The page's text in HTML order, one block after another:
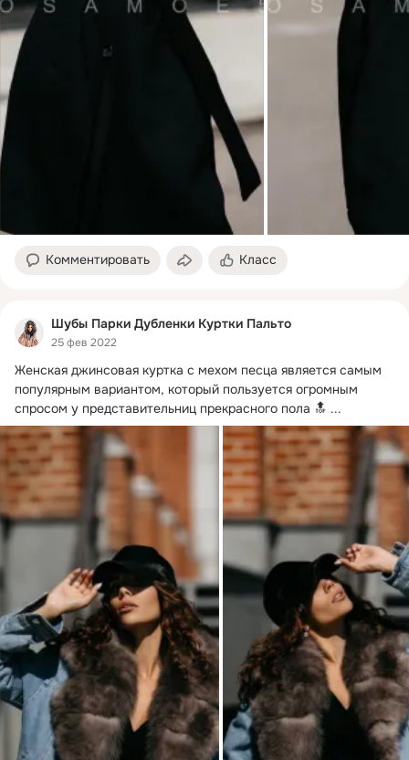
Комментировать Класс
Шубы Парки Дубленки Куртки Пальто
25 фев 2022
Женская джинсовая куртка с мехом песца является самым
популярным вариантом, который пользуется огромным
спросом у представительниц прекрасного пола 🔝 ...